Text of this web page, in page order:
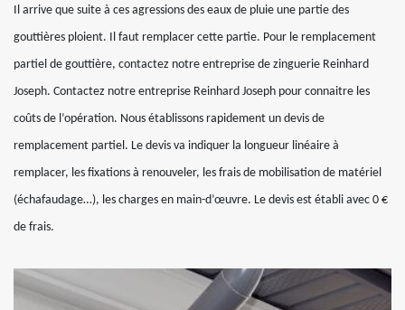
Il arrive que suite à ces agressions des eaux de pluie une partie des
gouttières ploient. Il faut remplacer cette partie. Pour le remplacement
partiel de gouttière, contactez notre entreprise de zinguerie Reinhard
Joseph. Contactez notre entreprise Reinhard Joseph pour connaitre les
coûts de l’opération. Nous établissons rapidement un devis de
remplacement partiel. Le devis va indiquer la longueur linéaire à
remplacer, les fixations à renouveler, les frais de mobilisation de matériel
(échafaudage…), les charges en main-d’œuvre. Le devis est établi avec 0 €
de frais.